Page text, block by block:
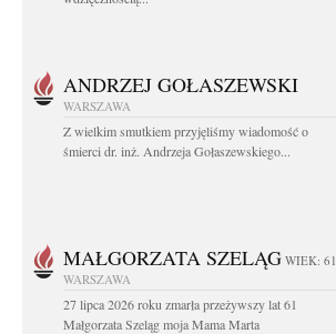
ANDRZEJ GOŁASZEWSKI
WARSZAWA
Z wielkim smutkiem przyjęliśmy wiadomość o
śmierci dr. inż. Andrzeja Gołaszewskiego...
MAŁGORZATA SZELĄG WIEK: 61
WARSZAWA
27 lipca 2026 roku zmarła przeżywszy lat 61
Małgorzata Szeląg moja Mama Marta